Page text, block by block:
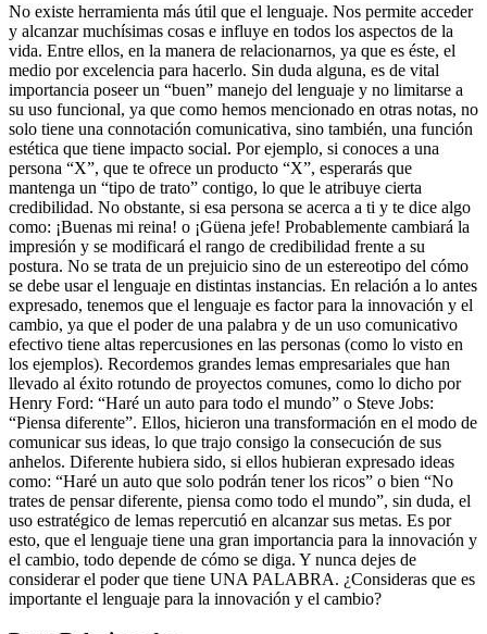
No existe herramienta más útil que el lenguaje. Nos permite acceder
y alcanzar muchísimas cosas e influye en todos los aspectos de la
vida. Entre ellos, en la manera de relacionarnos, ya que es éste, el
medio por excelencia para hacerlo. Sin duda alguna, es de vital
importancia poseer un “buen” manejo del lenguaje y no limitarse a
su uso funcional, ya que como hemos mencionado en otras notas, no
solo tiene una connotación comunicativa, sino también, una función
estética que tiene impacto social. Por ejemplo, si conoces a una
persona “X”, que te ofrece un producto “X”, esperarás que
mantenga un “tipo de trato” contigo, lo que le atribuye cierta
credibilidad. No obstante, si esa persona se acerca a ti y te dice algo
como: ¡Buenas mi reina! o ¡Güena jefe! Probablemente cambiará la
impresión y se modificará el rango de credibilidad frente a su
postura. No se trata de un prejuicio sino de un estereotipo del cómo
se debe usar el lenguaje en distintas instancias. En relación a lo antes
expresado, tenemos que el lenguaje es factor para la innovación y el
cambio, ya que el poder de una palabra y de un uso comunicativo
efectivo tiene altas repercusiones en las personas (como lo visto en
los ejemplos). Recordemos grandes lemas empresariales que han
llevado al éxito rotundo de proyectos comunes, como lo dicho por
Henry Ford: “Haré un auto para todo el mundo” o Steve Jobs:
“Piensa diferente”. Ellos, hicieron una transformación en el modo de
comunicar sus ideas, lo que trajo consigo la consecución de sus
anhelos. Diferente hubiera sido, si ellos hubieran expresado ideas
como: “Haré un auto que solo podrán tener los ricos” o bien “No
trates de pensar diferente, piensa como todo el mundo”, sin duda, el
uso estratégico de lemas repercutió en alcanzar sus metas. Es por
esto, que el lenguaje tiene una gran importancia para la innovación y
el cambio, todo depende de cómo se diga. Y nunca dejes de
considerar el poder que tiene UNA PALABRA. ¿Consideras que es
importante el lenguaje para la innovación y el cambio?